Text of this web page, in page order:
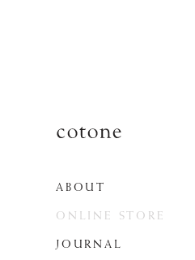
ABOUT
ONLINE STORE
JOURNAL